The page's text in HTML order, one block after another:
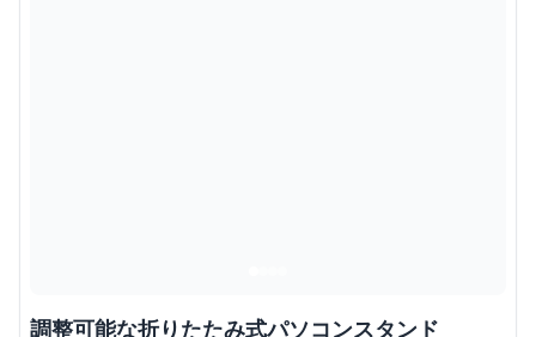
調整可能な折りたたみ式パソコンスタンド